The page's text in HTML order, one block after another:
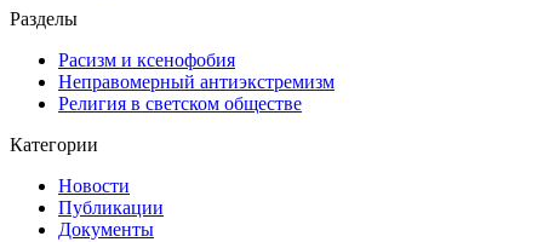
Разделы
Расизм и ксенофобия
Неправомерный антиэкстремизм
Религия в светском обществе
Категории
Новости
Публикации
Документы